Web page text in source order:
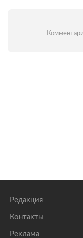
Редакция
Контакты
Реклама